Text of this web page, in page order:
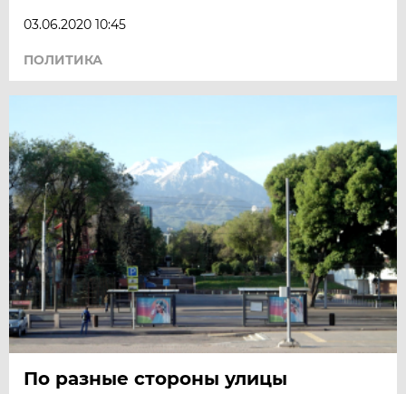
03.06.2020 10:45
ПОЛИТИКА
По разные стороны улицы